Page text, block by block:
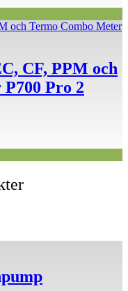
CF, PPM och
Pro 2